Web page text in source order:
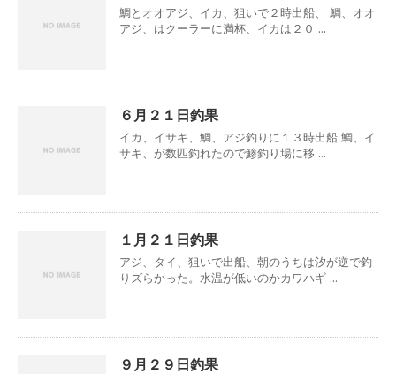
鯛とオオアジ、イカ、狙いで２時出船、 鯛、オオ
アジ、はクーラーに満杯、イカは２０ ...
６月２１日釣果
イカ、イサキ、鯛、アジ釣りに１３時出船 鯛、イ
サキ、が数匹釣れたので鯵釣り場に移 ...
１月２１日釣果
アジ、タイ、狙いで出船、朝のうちは汐が逆で釣
りズらかった。水温が低いのかカワハギ ...
９月２９日釣果